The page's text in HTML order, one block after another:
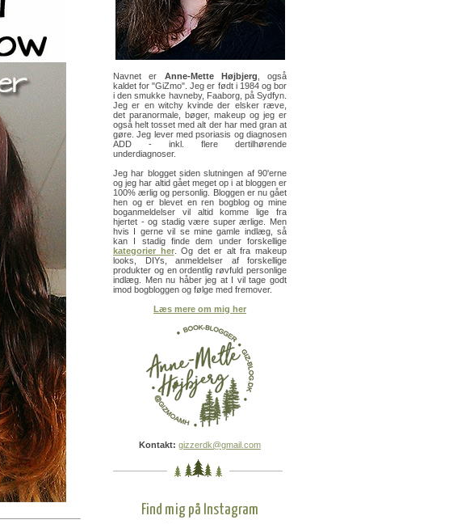
Navnet er Anne-Mette Højbjerg , også
kaldet for "GiZmo". Jeg er født i 1984 og bor
i den smukke havneby, Faaborg, på Sydfyn.
Jeg er en witchy kvinde der elsker ræve,
det paranormale, bøger, makeup og jeg er
også helt tosset med alt der har med gran at
gøre. Jeg lever med psoriasis og diagnosen
ADD - inkl. flere dertilhørende
underdiagnoser.
Jeg har blogget siden slutningen af 90'erne
og jeg har altid gået meget op i at bloggen er
100% ærlig og personlig. Bloggen er nu gået
hen og er blevet en ren bogblog og mine
boganmeldelser vil altid komme lige fra
hjertet - og stadig være super ærlige. Men
hvis I gerne vil se mine gamle indlæg, så
kan I stadig finde dem under forskellige
kategorier her. Og det er alt fra makeup
looks, DIYs, anmeldelser af forskellige
produkter og en ordentlig røvfuld personlige
indlæg. Men nu håber jeg at I vil tage godt
imod bogbloggen og følge med fremover.
Læs mere om mig her
Kontakt: gizzerdk@gmail.com
Find mig på Instagram